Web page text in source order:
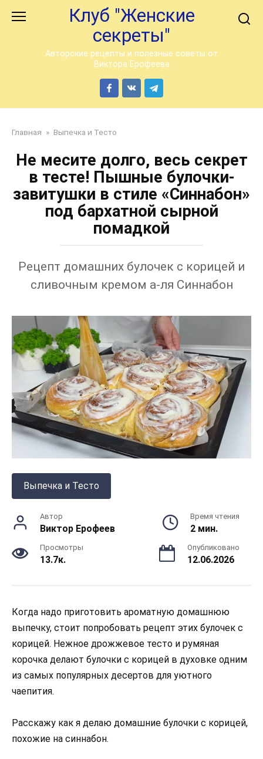
Клуб "Женские
секреты"
Авторские рецепты и полезные советы от
Виктора Ерофеева
Главная » Выпечка и Тесто
Не месите долго, весь секрет
в тесте! Пышные булочки-
завитушки в стиле «Синнабон»
под бархатной сырной
помадкой
Рецепт домашних булочек с корицей и
сливочным кремом а-ля Синнабон
Выпечка и Тесто
Автор
Виктор Ерофеев
Время чтения
2 мин.
Просмотры
13.7к.
Опубликовано
12.06.2026
Когда надо приготовить ароматную домашнюю
выпечку, стоит попробовать рецепт этих булочек с
корицей. Нежное дрожжевое тесто и румяная
корочка делают булочки с корицей в духовке одним
из самых популярных десертов для уютного
чаепития.
Расскажу как я делаю домашние булочки с корицей,
похожие на синнабон.